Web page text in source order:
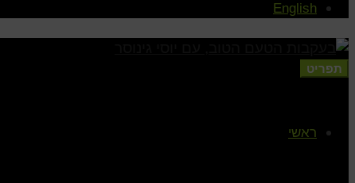
English
תפריט
ראשי